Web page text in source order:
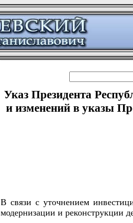
Указ Президента
и изменений в указы
В связи с уточнением
модернизации и